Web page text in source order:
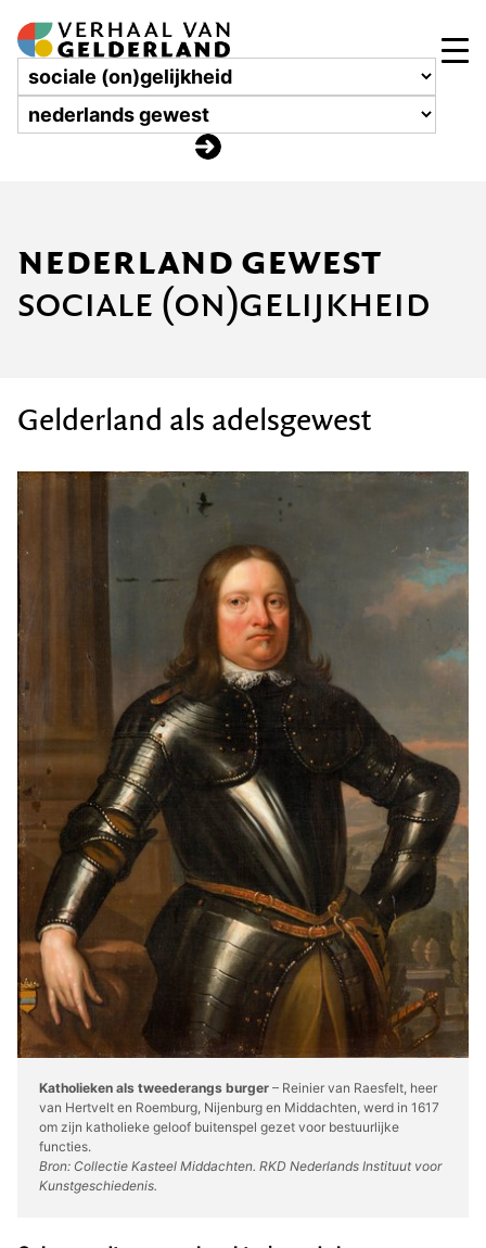
nederland gewest
sociale (on)gelijkheid
Gelderland als adelsgewest
Katholieken als tweederangs burger – Reinier van Raesfelt, heer
van Hertvelt en Roemburg, Nijenburg en Middachten, werd in 1617
om zijn katholieke geloof buitenspel gezet voor bestuurlijke
functies.
Bron: Collectie Kasteel Middachten. RKD Nederlands Instituut voor
Kunstgeschiedenis.